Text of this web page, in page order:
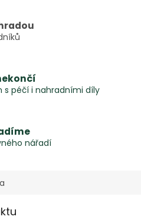
péčí i nahradními díly
nářadí